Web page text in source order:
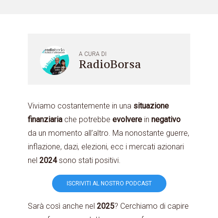
A CURA DI
RadioBorsa
Viviamo costantemente in una situazione
finanziaria che potrebbe evolvere in negativo
da un momento all’altro. Ma nonostante guerre,
inflazione, dazi, elezioni, ecc i mercati azionari
nel 2024sono stati positivi.
ISCRIVITI AL NOSTRO PODCAST
Sarà così anche nel 2025? Cerchiamo di capire